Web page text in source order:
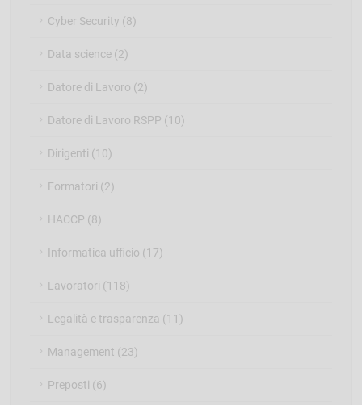
Cyber Security (8)
Data science (2)
Datore di Lavoro (2)
Datore di Lavoro RSPP (10)
Dirigenti (10)
Formatori (2)
HACCP (8)
Informatica ufficio (17)
Lavoratori (118)
Legalità e trasparenza (11)
Management (23)
Preposti (6)